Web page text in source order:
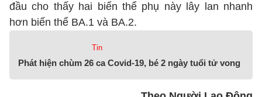
đầu cho thấy hai biến thể phụ này lây lan nhanh
hơn biến thể BA.1 và BA.2.
Tin
Phát hiện chùm 26 ca Covid-19, bé 2 ngày tuổi tử vong